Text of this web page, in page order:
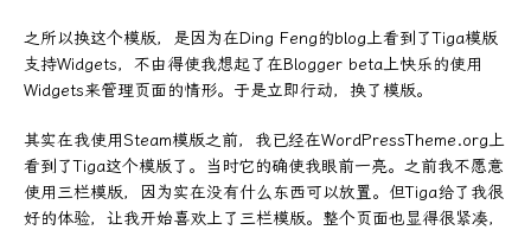
之所以换这个模版，是因为在Ding Feng的blog上看到了Tiga模版
支持Widgets，不由得使我想起了在Blogger beta上快乐的使用
Widgets来管理页面的情形。于是立即行动，换了模版。
其实在我使用Steam模版之前，我已经在WordPressTheme.org上
看到了Tiga这个模版了。当时它的确使我眼前一亮。之前我不愿意
使用三栏模版，因为实在没有什么东西可以放置。但Tiga给了我很
好的体验，让我开始喜欢上了三栏模版。整个页面也显得很紧凑，